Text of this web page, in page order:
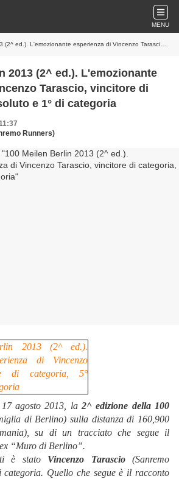
MENU
esperienza di Vincenzo Tarascio, vincitore di categoria, 5° assoluto e 1° di categoria
2013 (2^ ed.). L'emozionante
Tarascio, vincitore di
e 1° di categoria
Runners)
agosto 2013, la 2^ edizione della 100
di Berlino) sulla distanza di 160,900
su di un tracciato che segue il
“Muro di Berlino”.
è stato Vincenzo Tarascio(Sanremo
categoria. Quello che segue è il racconto